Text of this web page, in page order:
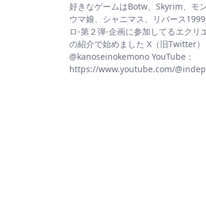
好きなゲームはBotw、Skyrim、モン
ウマ娘、シャニマス、リバース
ロ-第２弾-企画に参加してるエクリ
の紹介で始めました X（旧Twitter）
@kanoseinokemono YouTube：
https://www.youtube.com/